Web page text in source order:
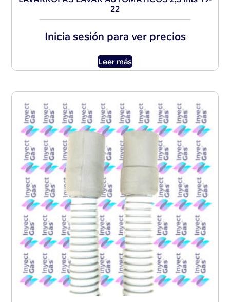
22
Inicia sesión para ver precios
Leer más